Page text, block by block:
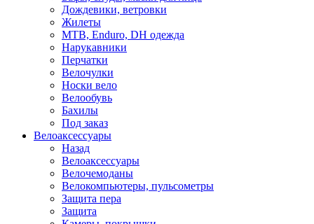
Дождевики, ветровки
Жилеты
MTB, Enduro, DH одежда
Нарукавники
Перчатки
Велочулки
Носки вело
Велообувь
Бахилы
Под заказ
Велоаксессуары
Назад
Велоаксессуары
Велочемоданы
Велокомпьютеры, пульсометры
Защита пера
Защита